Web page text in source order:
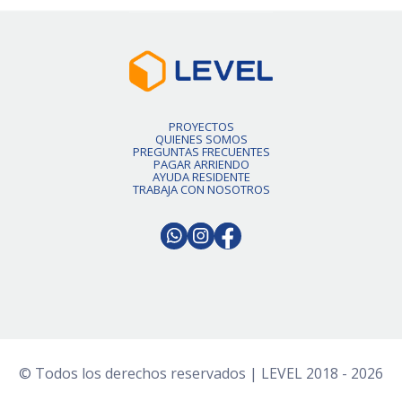
PROYECTOS
QUIENES SOMOS
PREGUNTAS FRECUENTES
PAGAR ARRIENDO
AYUDA RESIDENTE
TRABAJA CON NOSOTROS
© Todos los derechos reservados | LEVEL 2018 - 2026